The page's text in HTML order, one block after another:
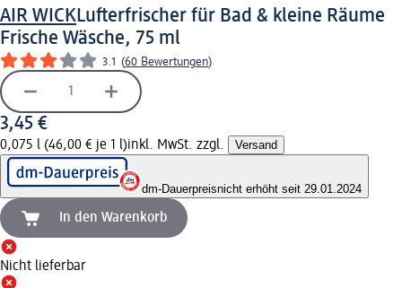
AIR WICKLufterfrischer für Bad & kleine Räume
Frische Wäsche, 75 ml
3.1 (60 Bewertungen)
3,45 €
0,075 l (46,00 € je 1 l)inkl. MwSt. zzgl. Versand
dm-Dauerpreisnicht erhöht seit 29.01.2024
In den Warenkorb
Nicht lieferbar